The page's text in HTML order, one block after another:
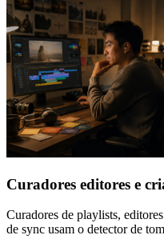
Curadores editores e
Curadores de playlists,
de sync usam o detector de